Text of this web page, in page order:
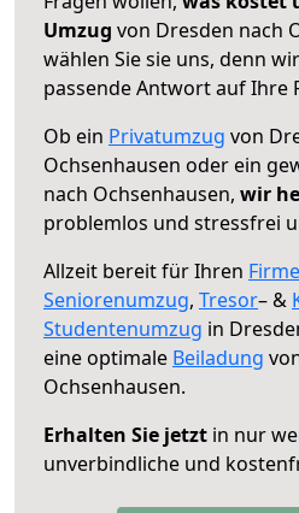
Umzug von Dresden nach
wählen Sie sie uns, denn
passende Antwort auf Ihre
Ob ein Privatumzug von
Ochsenhausen oder ein
nach Ochsenhausen, wir
problemlos und stressfrei
Allzeit bereit für Ihren
Seniorenumzug, Tresor– &
Studentenumzug in
eine optimale Beiladung
Ochsenhausen.
Erhalten Sie jetzt in nur
unverbindliche und